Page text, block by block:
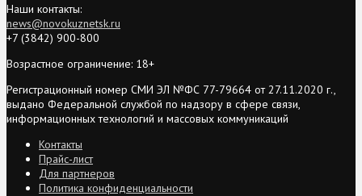
Наши контакты:
news@novokuznetsk.ru
+7 (3842) 900-800
Возрастное ограничение: 18+
Регистрационный номер СМИ ЭЛ №ФС 77-79664 от 27.11.2020 г.,
выдано Федеральной службой по надзору в сфере связи,
информационных технологий и массовых коммуникаций
Контакты
Прайс-лист
Для партнеров
Политика конфиденциальности